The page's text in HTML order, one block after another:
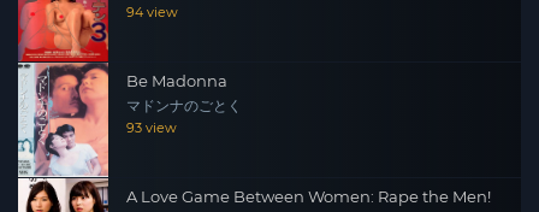
94 view
Be Madonna
マドンナのごとく
93 view
A Love Game Between Women: Rape the Men!